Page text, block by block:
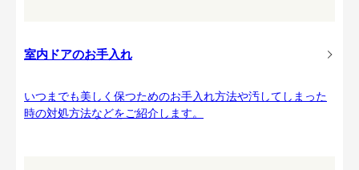
室内ドアのお手入れ
いつまでも美しく保つためのお手入れ方法や汚してしまった
時の対処方法などをご紹介します。